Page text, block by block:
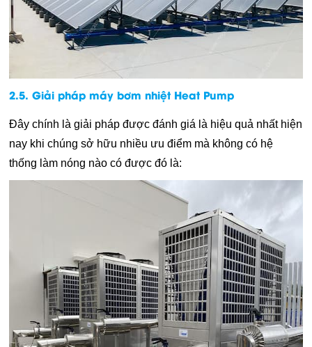
2.5. Giải pháp máy bơm nhiệt Heat Pump
Đây chính là giải pháp được đánh giá là hiệu quả nhất hiện
nay khi chúng sở hữu nhiều ưu điểm mà không có hệ
thống làm nóng nào có được đó là: